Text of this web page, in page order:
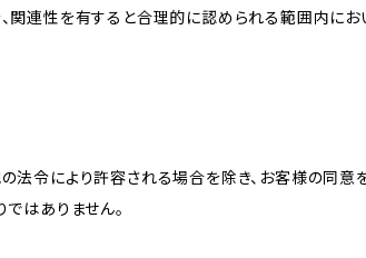
関連性を有すると合理的に認められる範囲内に
法令により許容される場合を除き、お客様の同
はありません。